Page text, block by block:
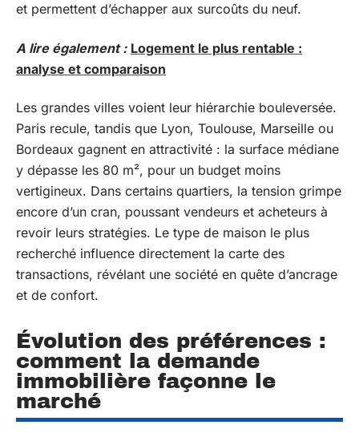
et permettent d’échapper aux surcoûts du neuf.
A lire également : Logement le plus rentable :
analyse et comparaison
Les grandes villes voient leur hiérarchie bouleversée.
Paris recule, tandis que Lyon, Toulouse, Marseille ou
Bordeaux gagnent en attractivité : la surface médiane
y dépasse les 80 m², pour un budget moins
vertigineux. Dans certains quartiers, la tension grimpe
encore d’un cran, poussant vendeurs et acheteurs à
revoir leurs stratégies. Le type de maison le plus
recherché influence directement la carte des
transactions, révélant une société en quête d’ancrage
et de confort.
Évolution des préférences :
comment la demande
immobilière façonne le
marché